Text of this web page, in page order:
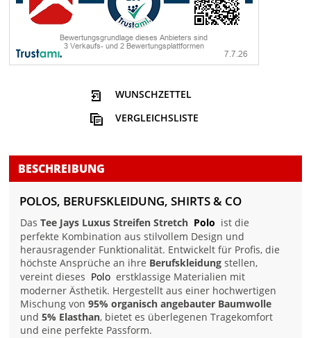
WUNSCHZETTEL
VERGLEICHSLISTE
BESCHREIBUNG
POLOS, BERUFSKLEIDUNG, SHIRTS & CO
DasTee Jays Luxus Streifen Stretch Polo ist die
perfekte Kombination aus stilvollem Design und
herausragender Funktionalität. Entwickelt für Profis, die
höchste Ansprüche an ihre Berufskleidung stellen,
vereint dieses Polo erstklassige Materialien mit
moderner Ästhetik. Hergestellt aus einer hochwertigen
Mischung von95% organisch angebauter Baumwolle
und5% Elasthan, bietet es überlegenen Tragekomfort
und eine perfekte Passform.